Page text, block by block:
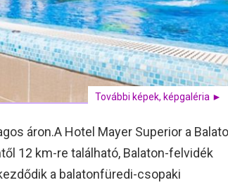
További képek, képgaléria ►
áron.A Hotel Mayer Superior a
12 km-re található, Balaton-felvidék
a balatonfüredi-csopaki